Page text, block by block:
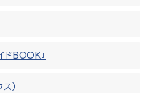
ドBOOK』
）